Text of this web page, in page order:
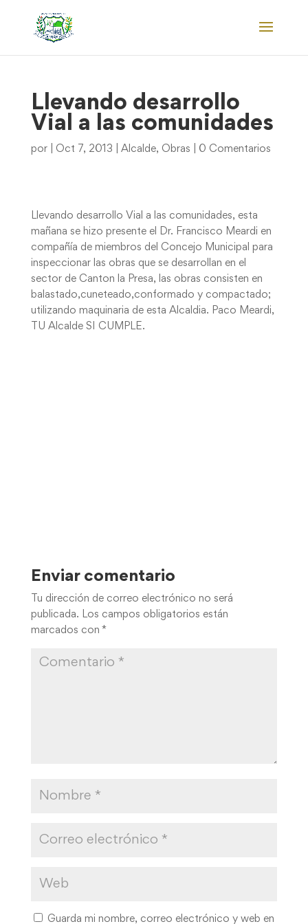
Llevando desarrollo
Vial a las comunidades
por Oct 7, 2013 Alcalde, Obras 0 Comentarios
Llevando desarrollo Vial a las comunidades, esta
mañana se hizo presente el Dr. Francisco Meardi en
compañía de miembros del Concejo Municipal para
inspeccionar las obras que se desarrollan en el
sector de Canton la Presa, las obras consisten en
balastado,cuneteado,conformado y compactado;
utilizando maquinaria de esta Alcaldia. Paco Meardi,
TU Alcalde SI CUMPLE.
Enviar comentario
Tu dirección de correo electrónico no será
publicada. Los campos obligatorios están
marcados con *
Guarda mi nombre, correo electrónico y web en